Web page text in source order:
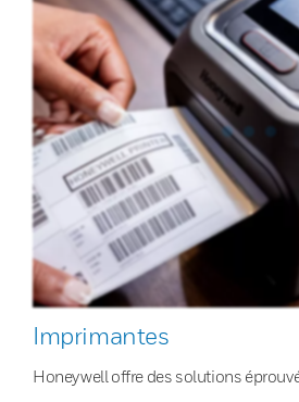
Imprimantes
Honeywell offre des solutions